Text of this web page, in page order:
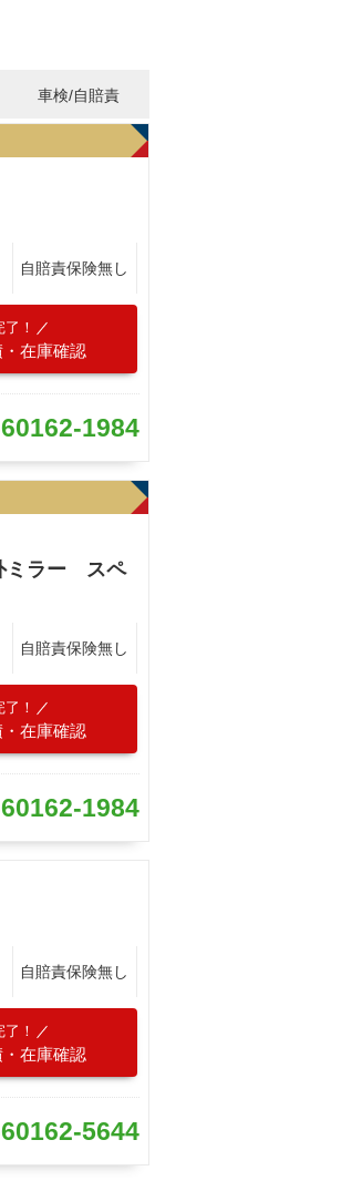
車検/自賠責
自賠責保険無し
！
・在庫確認
1984
ミラー スペ
自賠責保険無し
！
・在庫確認
1984
自賠責保険無し
！
・在庫確認
5644